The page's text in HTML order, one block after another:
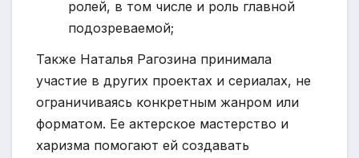
ролей, в том числе и роль главной
подозреваемой;
Также Наталья Рагозина принимала
участие в других проектах и сериалах, не
ограничиваясь конкретным жанром или
форматом. Ее актерское мастерство и
харизма помогают ей создавать